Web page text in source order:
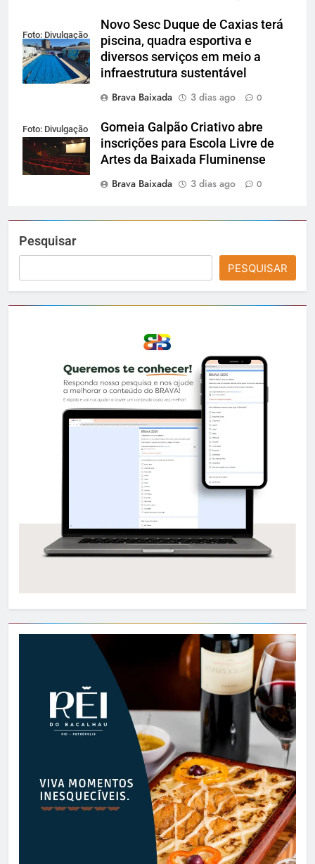
Foto: Divulgação
Novo Sesc Duque de Caxias terá
piscina, quadra esportiva e
diversos serviços em meio a
infraestrutura sustentável
Brava Baixada
3 dias ago 0
Foto: Divulgação
Gomeia Galpão Criativo abre
inscrições para Escola Livre de
Artes da Baixada Fluminense
Brava Baixada
3 dias ago 0
Pesquisar
PESQUISAR